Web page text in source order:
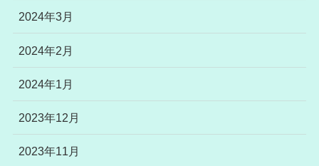
2024年3月
2024年2月
2024年1月
2023年12月
2023年11月